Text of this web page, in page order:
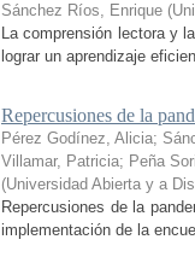
Sánchez Ríos, Enrique (
La comprensión lectora y
lograr un aprendizaje
Repercusiones de la
Pérez Godínez, Alicia;
Villamar, Patricia; Peña
(Universidad Abierta y a
Repercusiones de la
implementación de la